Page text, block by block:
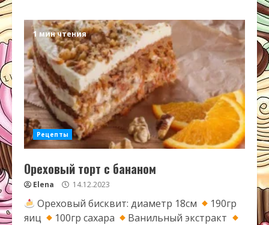
1 мин чтения
Рецепты
Ореховый торт с бананом
Elena 14.12.2023
Ореховый бисквит: диаметр 18см
190гр
яиц
100гр сахара
Ванильный экстракт